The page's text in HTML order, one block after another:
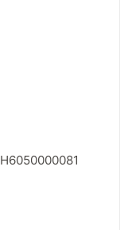
H6050000081